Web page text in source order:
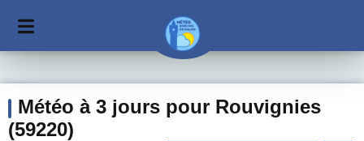
Météo à 3 jours pour Rouvignies
(59220)